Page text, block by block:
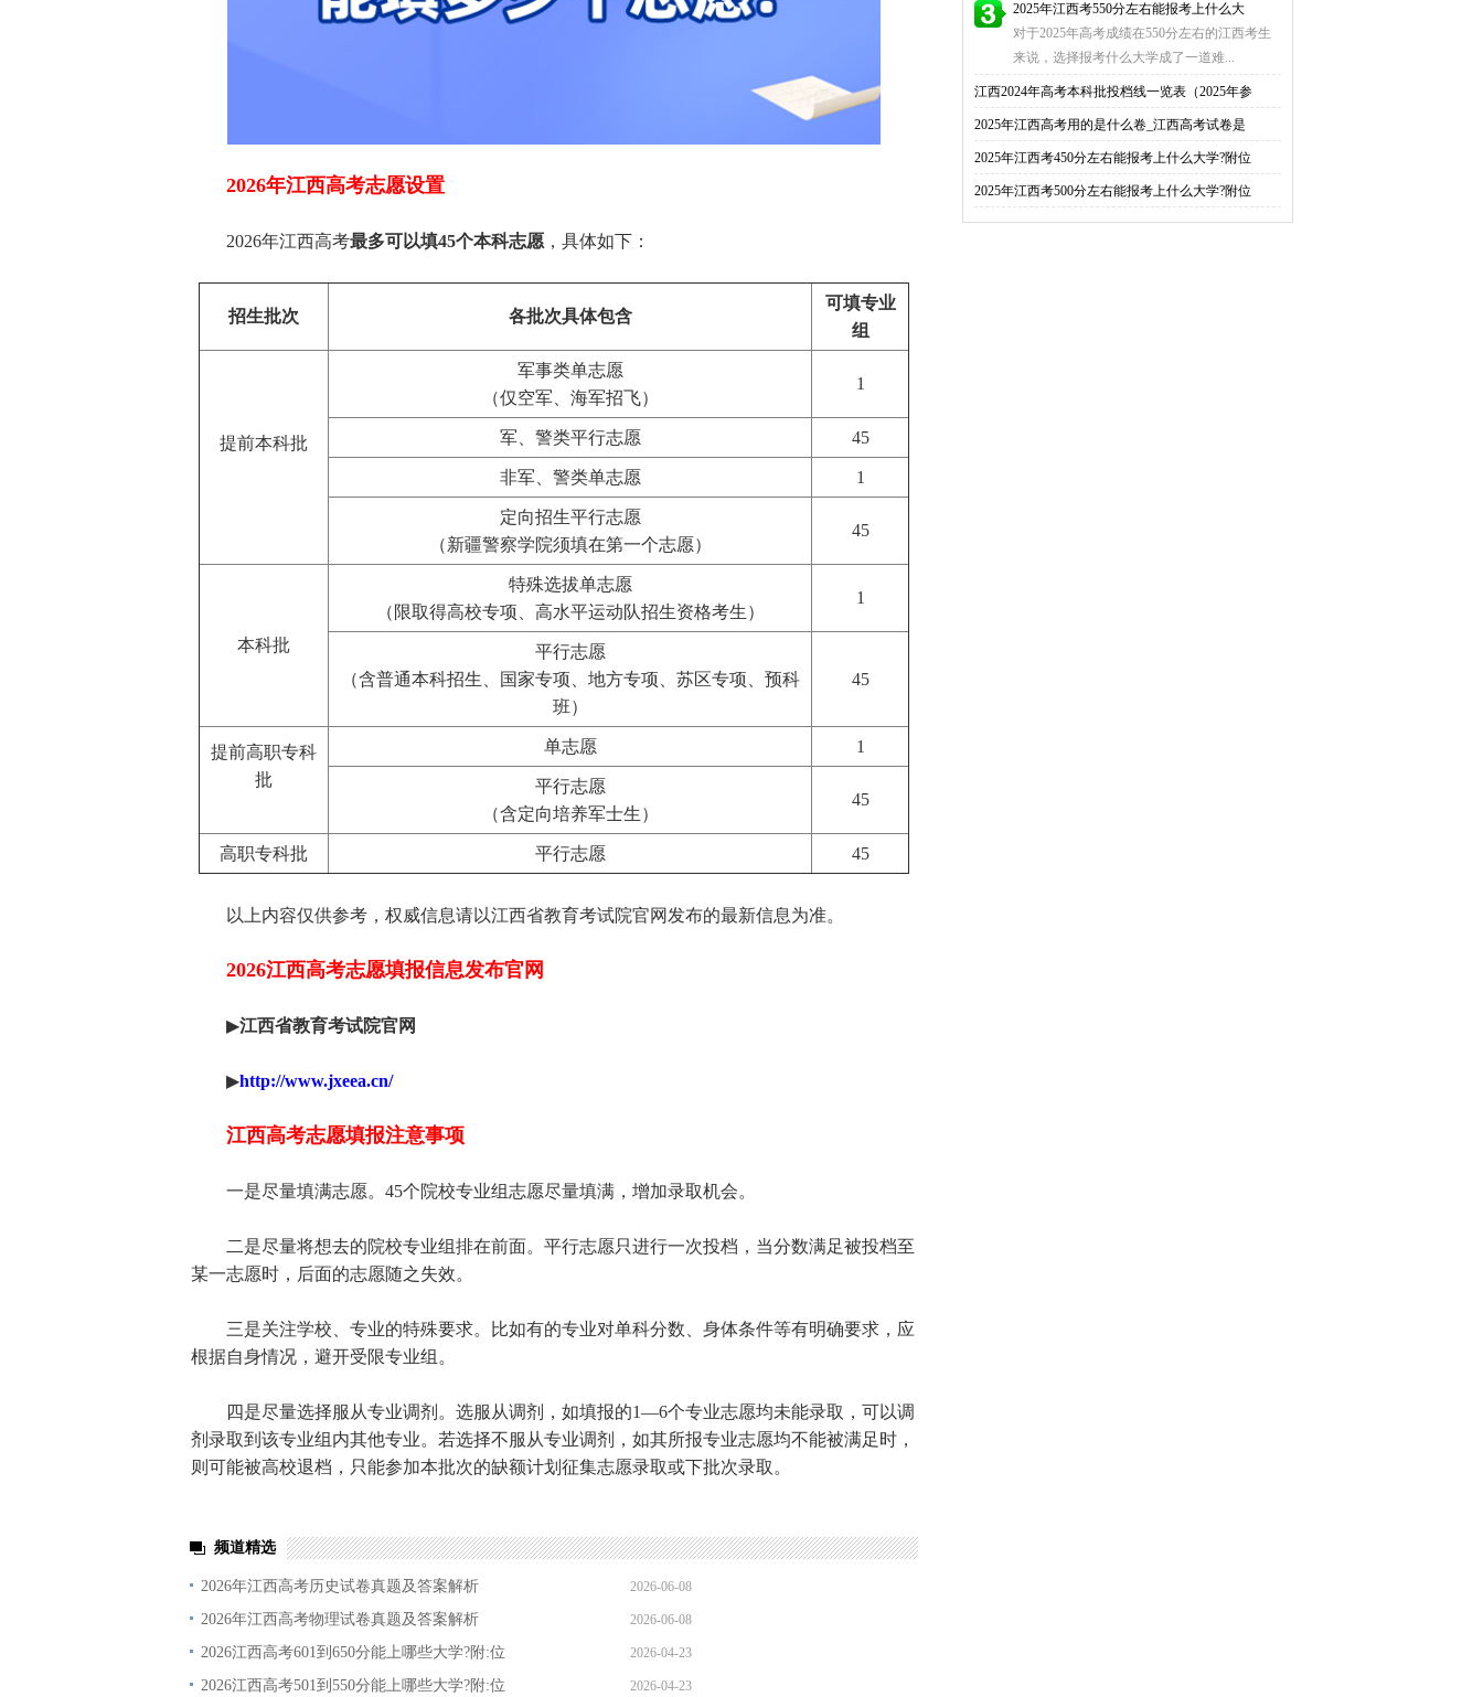
2026年江西高考志愿设置
2026年江西高考最多可以填45个本科志愿 ，具体如下：
招生批次 各批次具体包含
可填专业
组
提前本科批
军事类单志愿
（仅空军、海军招飞）
1
军、警类平行志愿 45
非军、警类单志愿 1
定向招生平行志愿
（新疆警察学院须填在第一个志愿）
45
本科批
特殊选拔单志愿
（限取得高校专项、高水平运动队招生资格考生）
1
平行志愿
（含普通本科招生、国家专项、地方专项、苏区专项、预科
班）
45
提前高职专科
批
单志愿 1
平行志愿
（含定向培养军士生）
45
高职专科批 平行志愿 45
以上内容仅供参考，权威信息请以江西省教育考试院官网发布的最新信息为准。
2026江西高考志愿填报信息发布官网
▶江西省教育考试院官网
▶http://www.jxeea.cn/
江西高考志愿填报注意事项
一是尽量填满志愿。45个院校专业组志愿尽量填满，增加录取机会。
二是尽量将想去的院校专业组排在前面。平行志愿只进行一次投档，当分数满足被投档至
某一志愿时，后面的志愿随之失效。
三是关注学校、专业的特殊要求。比如有的专业对单科分数、身体条件等有明确要求，应
根据自身情况，避开受限专业组。
四是尽量选择服从专业调剂。选服从调剂，如填报的1—6个专业志愿均未能录取，可以调
剂录取到该专业组内其他专业。若选择不服从专业调剂，如其所报专业志愿均不能被满足时，
则可能被高校退档，只能参加本批次的缺额计划征集志愿录取或下批次录取。
频道精选
2026年江西高考历史试卷真题及答案解析 2026-06-08
11:20:01
2026年江西高考物理试卷真题及答案解析 2026-06-08
11:20:00
2026江西高考601到650分能上哪些大学?附:位 2026-04-23
10:27:43
2026江西高考501到550分能上哪些大学?附:位 2026-04-23
2025年江西考550分左右能报考上什么大
对于2025年高考成绩在550分左右的江西考生
来说，选择报考什么大学成了一道难...
江西2024年高考本科批投档线一览表（2025年参
2025年江西高考用的是什么卷_江西高考试卷是
2025年江西考450分左右能报考上什么大学?附位
2025年江西考500分左右能报考上什么大学?附位